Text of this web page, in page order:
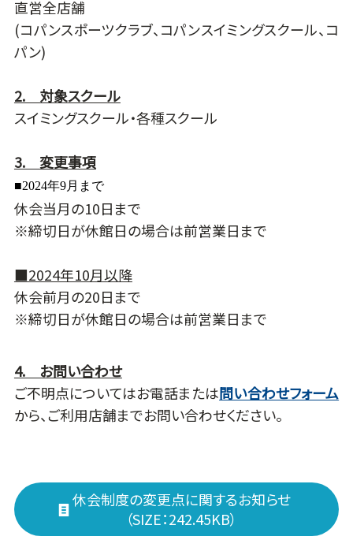
直営全店舗
(コパンスポーツクラブ、コパンスイミングスクール、コ
パン)
2. 対象スクール
スイミングスクール・各種スクール
3. 変更事項
■2024年9月まで
休会当月の10日まで
※締切日が休館日の場合は前営業日まで
■2024年10月以降
休会前月の20日まで
※締切日が休館日の場合は前営業日まで
4. お問い合わせ
ご不明点についてはお電話または問い合わせフォーム
から、ご利用店舗までお問い合わせください。
休会制度の変更点に関するお知らせ
（SIZE：242.45KB）